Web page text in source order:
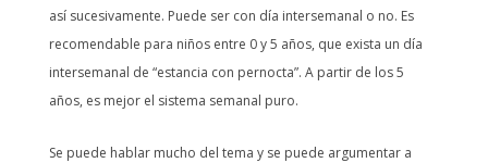
así sucesivamente. Puede ser con día intersemanal o no. Es
recomendable para niños entre 0 y 5 años, que exista un día
intersemanal de “estancia con pernocta”. A partir de los 5
años, es mejor el sistema semanal puro.
Se puede hablar mucho del tema y se puede argumentar a